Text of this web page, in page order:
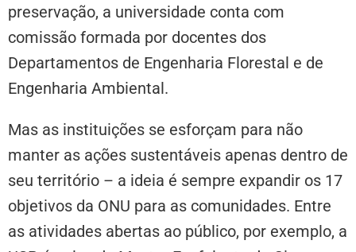
preservação, a universidade conta com
comissão formada por docentes dos
Departamentos de Engenharia Florestal e de
Engenharia Ambiental.
Mas as instituições se esforçam para não
manter as ações sustentáveis apenas dentro de
seu território – a ideia é sempre expandir os 17
objetivos da ONU para as comunidades. Entre
as atividades abertas ao público, por exemplo, a